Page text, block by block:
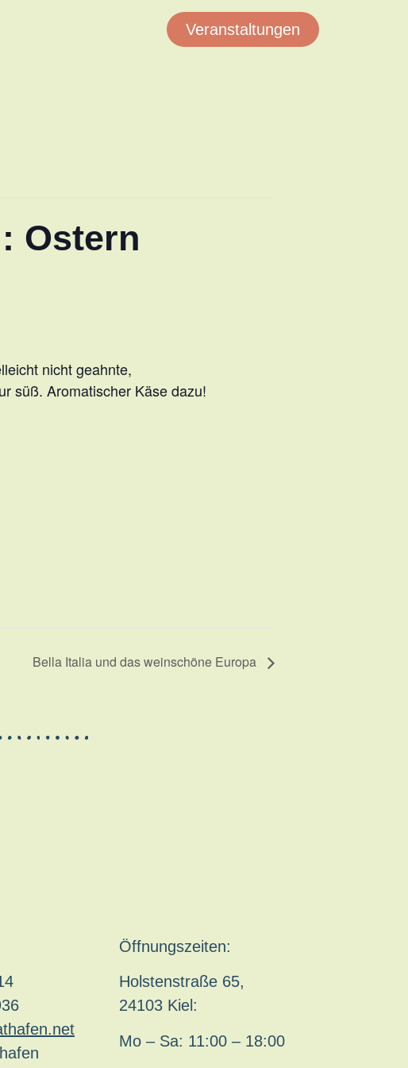
Veranstaltungen
Ostern
nicht geahnte,
süß. Aromatischer Käse dazu!
Bella Italia und das weinschöne Europa
Öffnungszeiten:
Holstenstraße 65,
24103 Kiel:
Mo – Sa: 11:00 – 18:00